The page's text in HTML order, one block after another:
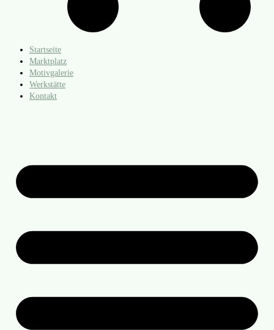
Startseite
Marktplatz
Motivgalerie
Werkstätte
Kontakt